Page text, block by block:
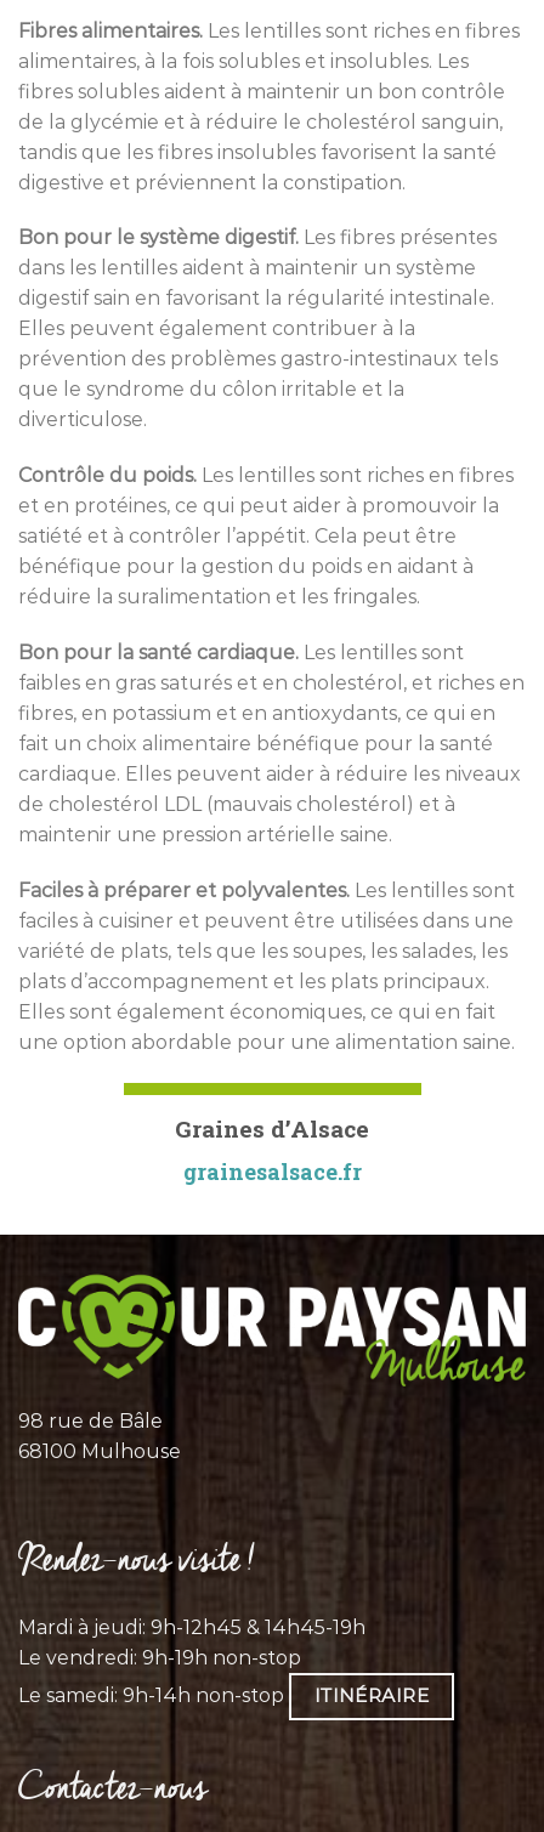
Fibres alimentaires. Les lentilles sont riches en fibres
alimentaires, à la fois solubles et insolubles. Les
fibres solubles aident à maintenir un bon contrôle
de la glycémie et à réduire le cholestérol sanguin,
tandis que les fibres insolubles favorisent la santé
digestive et préviennent la constipation.
Bon pour le système digestif. Les fibres présentes
dans les lentilles aident à maintenir un système
digestif sain en favorisant la régularité intestinale.
Elles peuvent également contribuer à la
prévention des problèmes gastro-intestinaux tels
que le syndrome du côlon irritable et la
diverticulose.
Contrôle du poids. Les lentilles sont riches en fibres
et en protéines, ce qui peut aider à promouvoir la
satiété et à contrôler l’appétit. Cela peut être
bénéfique pour la gestion du poids en aidant à
réduire la suralimentation et les fringales.
Bon pour la santé cardiaque. Les lentilles sont
faibles en gras saturés et en cholestérol, et riches en
fibres, en potassium et en antioxydants, ce qui en
fait un choix alimentaire bénéfique pour la santé
cardiaque. Elles peuvent aider à réduire les niveaux
de cholestérol LDL (mauvais cholestérol) et à
maintenir une pression artérielle saine.
Faciles à préparer et polyvalentes. Les lentilles sont
faciles à cuisiner et peuvent être utilisées dans une
variété de plats, tels que les soupes, les salades, les
plats d’accompagnement et les plats principaux.
Elles sont également économiques, ce qui en fait
une option abordable pour une alimentation saine.
Graines d’Alsace
grainesalsace.fr
98 rue de Bâle
68100 Mulhouse
Rendez-nous visite !
Mardi à jeudi: 9h-12h45 & 14h45-19h
Le vendredi: 9h-19h non-stop
Le samedi: 9h-14h non-stop
ITINÉRAIRE
Contactez-nous